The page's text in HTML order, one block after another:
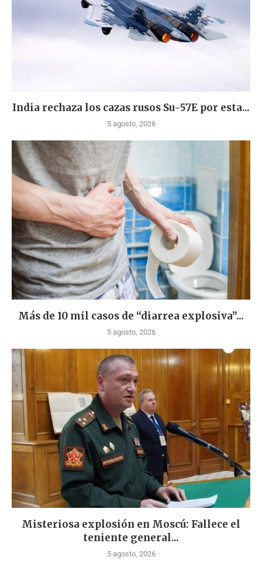
India rechaza los cazas rusos Su-57E por esta...
5 agosto, 2026
Más de 10 mil casos de “diarrea explosiva”...
5 agosto, 2026
Misteriosa explosión en Moscú: Fallece el
teniente general...
5 agosto, 2026